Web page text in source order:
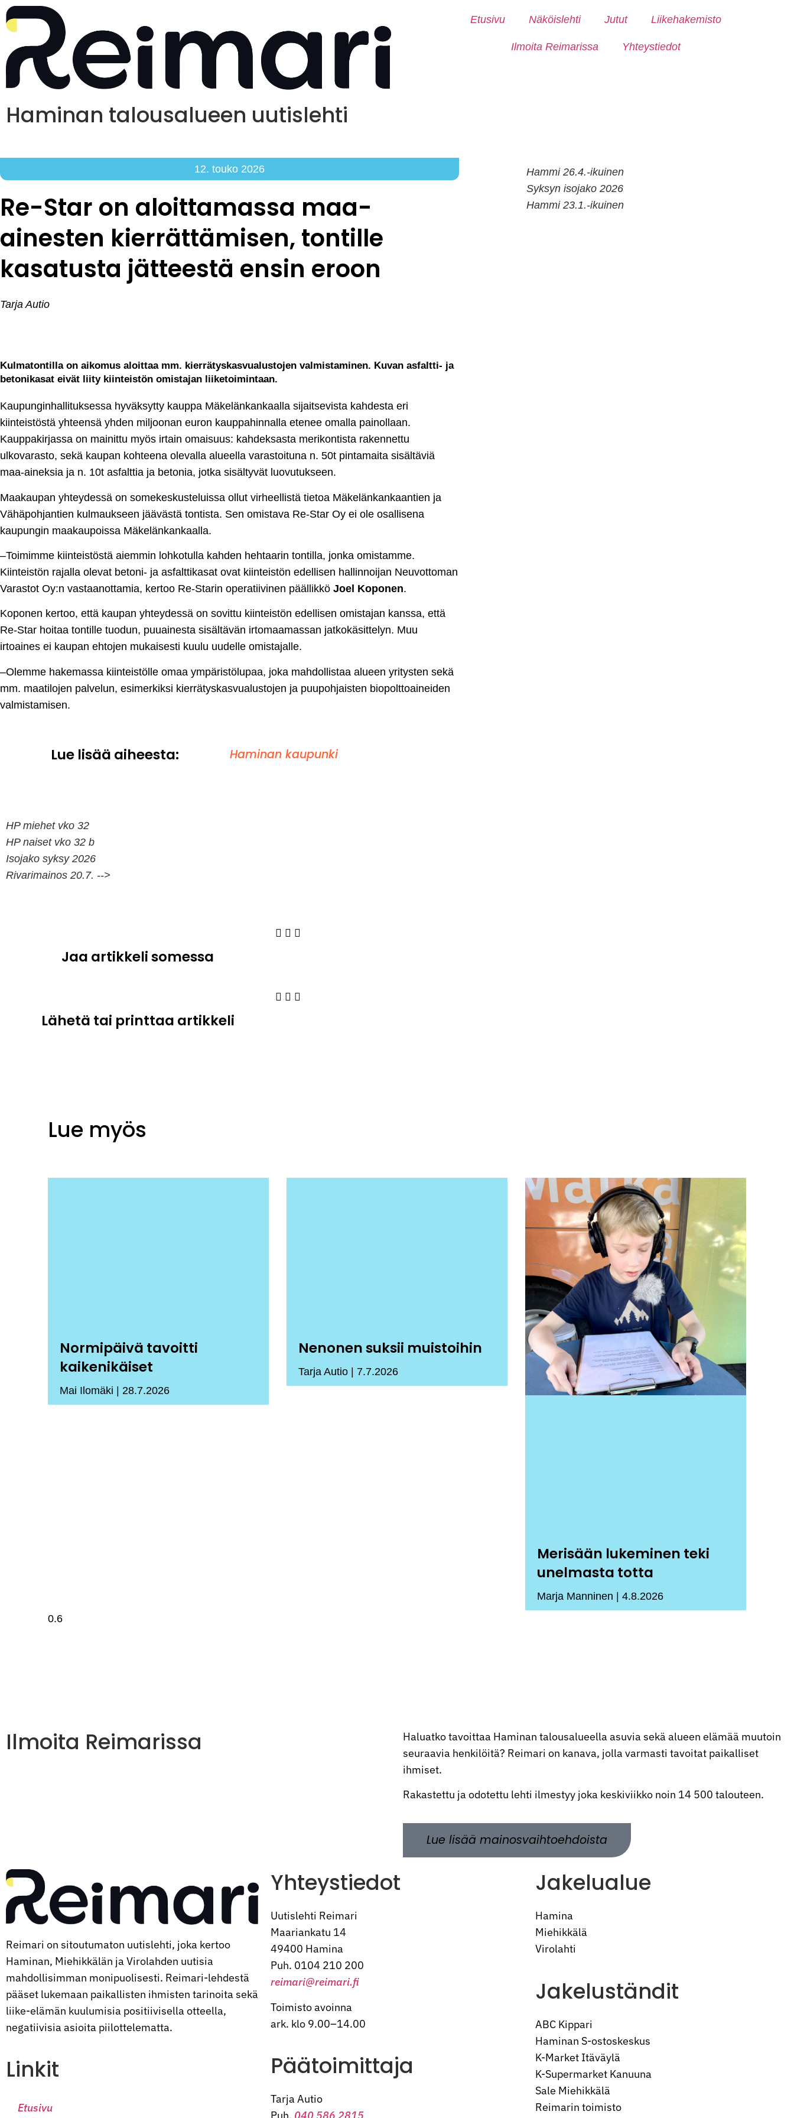
Haminan talousalueen uutislehti
Etusivu Näköislehti Jutut Liikehakemisto
Ilmoita Reimarissa Yhteystiedot
12. touko 2026
Re-Star on aloittamassa maa-
ainesten kierrättämisen, tontille
kasatusta jätteestä ensin eroon
Tarja Autio
Kulmatontilla on aikomus aloittaa mm. kierrätyskasvualustojen valmistaminen. Kuvan asfaltti- ja
betonikasat eivät liity kiinteistön omistajan liiketoimintaan.
Kaupunginhallituksessa hyväksytty kauppa Mäkelänkankaalla sijaitsevista kahdesta eri
kiinteistöstä yhteensä yhden miljoonan euron kauppahinnalla etenee omalla painollaan.
Kauppakirjassa on mainittu myös irtain omaisuus: kahdeksasta merikontista rakennettu
ulkovarasto, sekä kaupan kohteena olevalla alueella varastoituna n. 50t pintamaita sisältäviä
maa-aineksia ja n. 10t asfalttia ja betonia, jotka sisältyvät luovutukseen.
Maakaupan yhteydessä on somekeskusteluissa ollut virheellistä tietoa Mäkelänkankaantien ja
Vähäpohjantien kulmaukseen jäävästä tontista. Sen omistava Re-Star Oy ei ole osallisena
kaupungin maakaupoissa Mäkelänkankaalla.
–Toimimme kiinteistöstä aiemmin lohkotulla kahden hehtaarin tontilla, jonka omistamme.
Kiinteistön rajalla olevat betoni- ja asfalttikasat ovat kiinteistön edellisen hallinnoijan Neuvottoman
Varastot Oy:n vastaanottamia, kertoo Re-Starin operatiivinen päällikkö Joel Koponen.
Koponen kertoo, että kaupan yhteydessä on sovittu kiinteistön edellisen omistajan kanssa, että
Re-Star hoitaa tontille tuodun, puuainesta sisältävän irtomaamassan jatkokäsittelyn. Muu
irtoaines ei kaupan ehtojen mukaisesti kuulu uudelle omistajalle.
–Olemme hakemassa kiinteistölle omaa ympäristölupaa, joka mahdollistaa alueen yritysten sekä
mm. maatilojen palvelun, esimerkiksi kierrätyskasvualustojen ja puupohjaisten biopolttoaineiden
valmistamisen.
Lue lisää aiheesta: Haminan kaupunki
HP miehet vko 32
HP naiset vko 32 b
Isojako syksy 2026
Rivarimainos 20.7. -->
Jaa artikkeli somessa
Lähetä tai printtaa artikkeli
Hammi 26.4.-ikuinen
Syksyn isojako 2026
Hammi 23.1.-ikuinen
Lue myös
Normipäivä tavoitti
kaikenikäiset
Mai Ilomäki 28.7.2026
Nenonen suksii muistoihin
Tarja Autio 7.7.2026
Merisään lukeminen teki
unelmasta totta
Marja Manninen 4.8.2026
Ilmoita Reimarissa
Haluatko tavoittaa Haminan talousalueella asuvia sekä alueen elämää muutoin
seuraavia henkilöitä? Reimari on kanava, jolla varmasti tavoitat paikalliset
ihmiset.
Rakastettu ja odotettu lehti ilmestyy joka keskiviikko noin 14 500 talouteen.
Lue lisää mainosvaihtoehdoista
Reimari on sitoutumaton uutislehti, joka kertoo
Haminan, Miehikkälän ja Virolahden uutisia
mahdollisimman monipuolisesti. Reimari-lehdestä
pääset lukemaan paikallisten ihmisten tarinoita sekä
liike-elämän kuulumisia positiivisella otteella,
negatiivisia asioita piilottelematta.
Linkit
Etusivu
Yhteystiedot
Uutislehti Reimari
Maariankatu 14
49400 Hamina
Puh. 0104 210 200
reimari@reimari.fi
Toimisto avoinna
ark. klo 9.00–14.00
Päätoimittaja
Tarja Autio
Jakelualue
Hamina
Miehikkälä
Virolahti
Jakeluständit
ABC Kippari
Haminan S-ostoskeskus
K-Market Itäväylä
K-Supermarket Kanuuna
Sale Miehikkälä
Reimarin toimisto